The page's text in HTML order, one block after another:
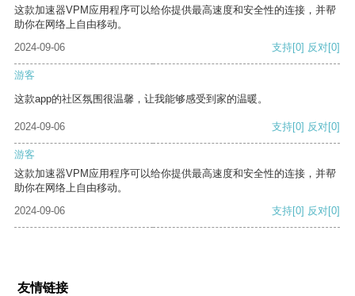
这款加速器VPM应用程序可以给你提供最高速度和安全性的连接，并帮
助你在网络上自由移动。
2024-09-06
支持[0] 反对[0]
游客
这款app的社区氛围很温馨，让我能够感受到家的温暖。
2024-09-06 支持[0] 反对[0]
游客
这款加速器VPM应用程序可以给你提供最高速度和安全性的连接，并帮
助你在网络上自由移动。
2024-09-06
支持[0] 反对[0]
友情链接